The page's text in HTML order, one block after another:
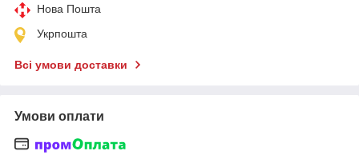
Нова Пошта
Укрпошта
Всі умови доставки
Умови оплати